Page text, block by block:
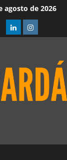
agosto de 2026